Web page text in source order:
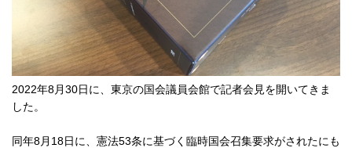
2022年8月30日に、東京の国会議員会館で記者会見を開いてきま
した。
同年8月18日に、憲法53条に基づく臨時国会召集要求がされたにも